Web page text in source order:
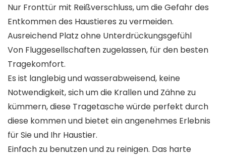
Nur Fronttür mit Reißverschluss, um die Gefahr des
Entkommen des Haustieres zu vermeiden.
Ausreichend Platz ohne Unterdrückungsgefühl
Von Fluggesellschaften zugelassen, für den besten
Tragekomfort.
Es ist langlebig und wasserabweisend, keine
Notwendigkeit, sich um die Krallen und Zähne zu
kümmern, diese Tragetasche würde perfekt durch
diese kommen und bietet ein angenehmes Erlebnis
für Sie und Ihr Haustier.
Einfach zu benutzen und zu reinigen. Das harte